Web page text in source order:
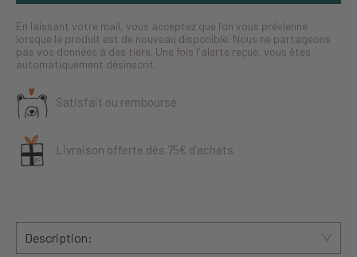
En laissant votre mail, vous acceptez que l’on vous prévienne
lorsque le produit est de nouveau disponible. Nous ne partageons
pas vos données à des tiers. Une fois l'alerte reçue, vous êtes
automatiquement désinscrit.
Satisfait ou remboursé
Livraison offerte dès 75€ d’achats
Description: